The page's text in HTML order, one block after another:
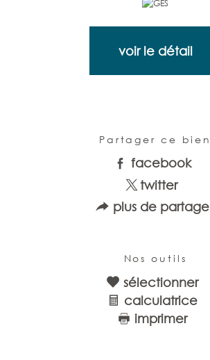
voir le détail
Partager ce bien
facebook
twitter
plus de partage
Nos outils
sélectionner
calculatrice
imprimer